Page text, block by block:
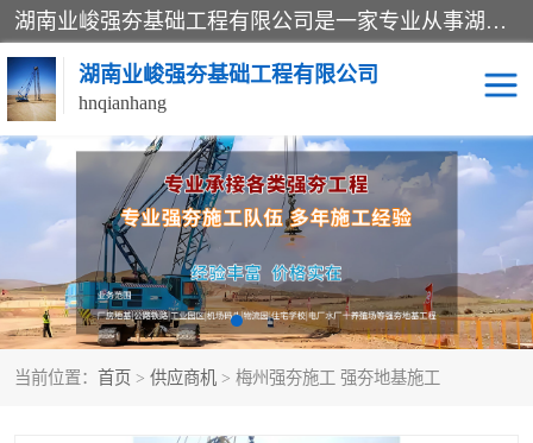
湖南业峻强夯基础工程有限公司是一家专业从事湖南强夯基础工程、强夯机租赁，地基处理的施工单位。业务覆盖：湖南、广东，江西等地。可承接1000KN.m-25000KN.m强夯（置换）工程。公司创始人是国内较早期从事强夯施工的建设者，经过多年的一步一个脚印的发展，在行业内具有较高的度和良好的口碑。
湖南业峻强夯基础工程有限公司
hnqianhang
当前位置： 首页 > 供应商机 > 梅州强夯施工 强夯地基施工
强夯施工案例 强夯机租赁
强夯施工工程 强夯施工队伍
强夯队伍